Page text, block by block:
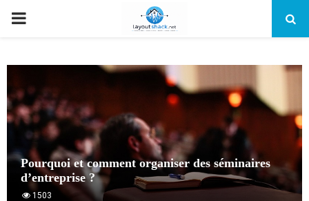
PRIMARY
Pourquoi et comment organiser des séminaires
d’entreprise ?
1503